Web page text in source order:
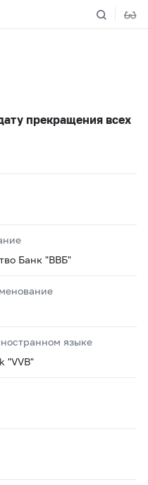
прекращения всех
Банк "ВВБ"
языке
"VVB"